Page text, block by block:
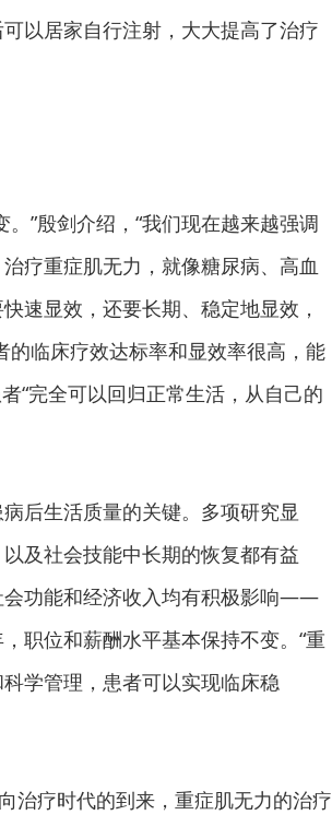
以居家自行注射，大大提高了治疗
”殷剑介绍，“我们现在越来越强调
疗重症肌无力，就像糖尿病、高血
速显效，还要长期、稳定地显效，
的临床疗效达标率和显效率很高，能
“完全可以回归正常生活，从自己的
后生活质量的关键。多项研究显
及社会技能中长期的恢复都有益
会功能和经济收入均有积极影响——
职位和薪酬水平基本保持不变。“重
学管理，患者可以实现临床稳
治疗时代的到来，重症肌无力的治疗